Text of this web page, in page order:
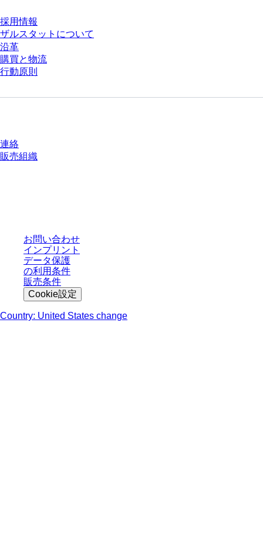
採用情報
ザルスタットについて
沿革
購買と物流
行動原則
連絡
販売組織
お問い合わせ
インプリント
データ保護
の利用条件
販売条件
Cookie設定
Country: United States change